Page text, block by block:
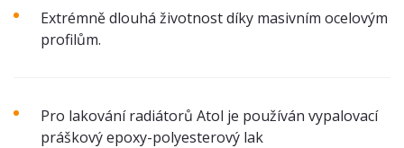
Extrémně dlouhá životnost díky masivním ocelovým
profilům.
Pro lakování radiátorů Atol je používán vypalovací
práškový epoxy-polyesterový lak